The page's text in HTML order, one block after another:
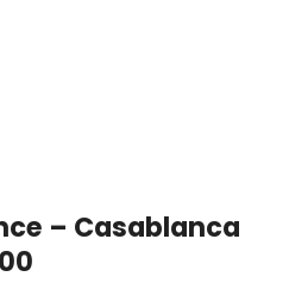
– Casablanca